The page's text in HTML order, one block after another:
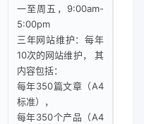
一至周五，9:00am-
5:00pm
三年网站维护：每年
10次的网站维护， 其
内容包括：
每年350篇文章（A4
标准），
每年350个产品（A4